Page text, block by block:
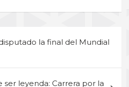
la final del Mundial
ser leyenda: Carrera por la